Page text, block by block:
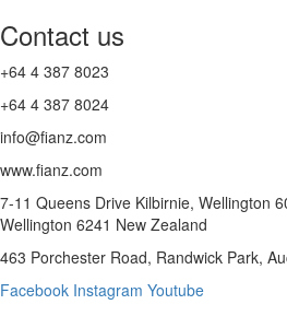
Contact us
+64 4 387 8023
+64 4 387 8024
info@fianz.com
www.fianz.com
7-11 Queens Drive Kilbirnie, Wellington
Wellington 6241 New Zealand
463 Porchester Road, Randwick Park,
Facebook Instagram Youtube